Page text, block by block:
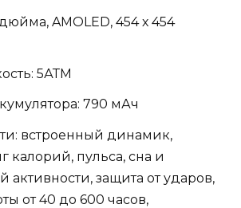
AMOLED, 454 х 454
5АТМ
790 мАч
встроенный динамик,
калорий, пульса, сна и
активности, защита от ударов,
от 40 до 600 часов,